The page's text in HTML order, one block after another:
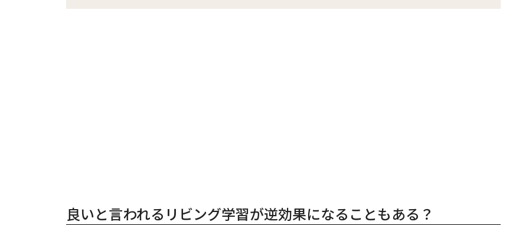
良いと言われるリビング学習が逆効果になることもある？